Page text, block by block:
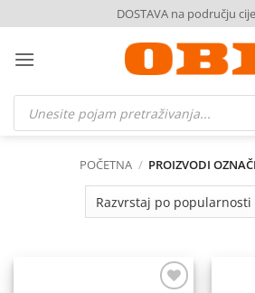
to
content
DOSTAVA na području
Products
search
POČETNA / PROIZVODI